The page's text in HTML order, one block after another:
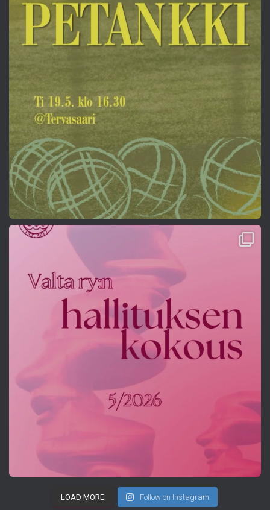
LOAD MORE Follow on Instagram